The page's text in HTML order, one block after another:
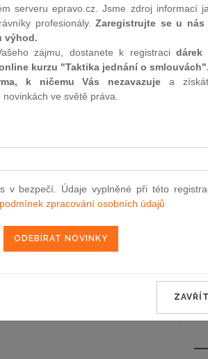
o
serveru epravo.cz. Jsme zdroj informací
profesionály.Zaregistrujte se u nás
výhod.
zájmu, dostanete k registracidárek
kurzu "Taktika jednání o
k ničemu Vás nezavazuje a
ve světě práva.
v bezpečí. Údaje vyplněné při této
podmínek zpracování osobních údajů
ZAVŘÍT